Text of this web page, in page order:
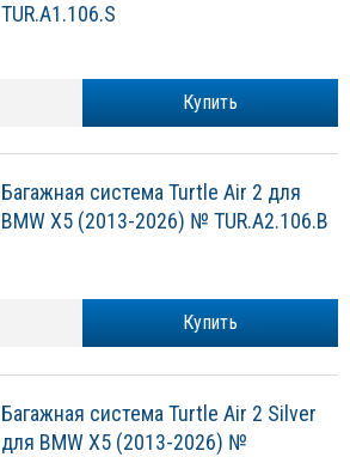
TUR.A1.106.S
Купить
Багажная система Turtle Air 2 для
BMW X5 (2013-2026) № TUR.A2.106.B
Купить
Багажная система Turtle Air 2 Silver
для BMW X5 (2013-2026) №